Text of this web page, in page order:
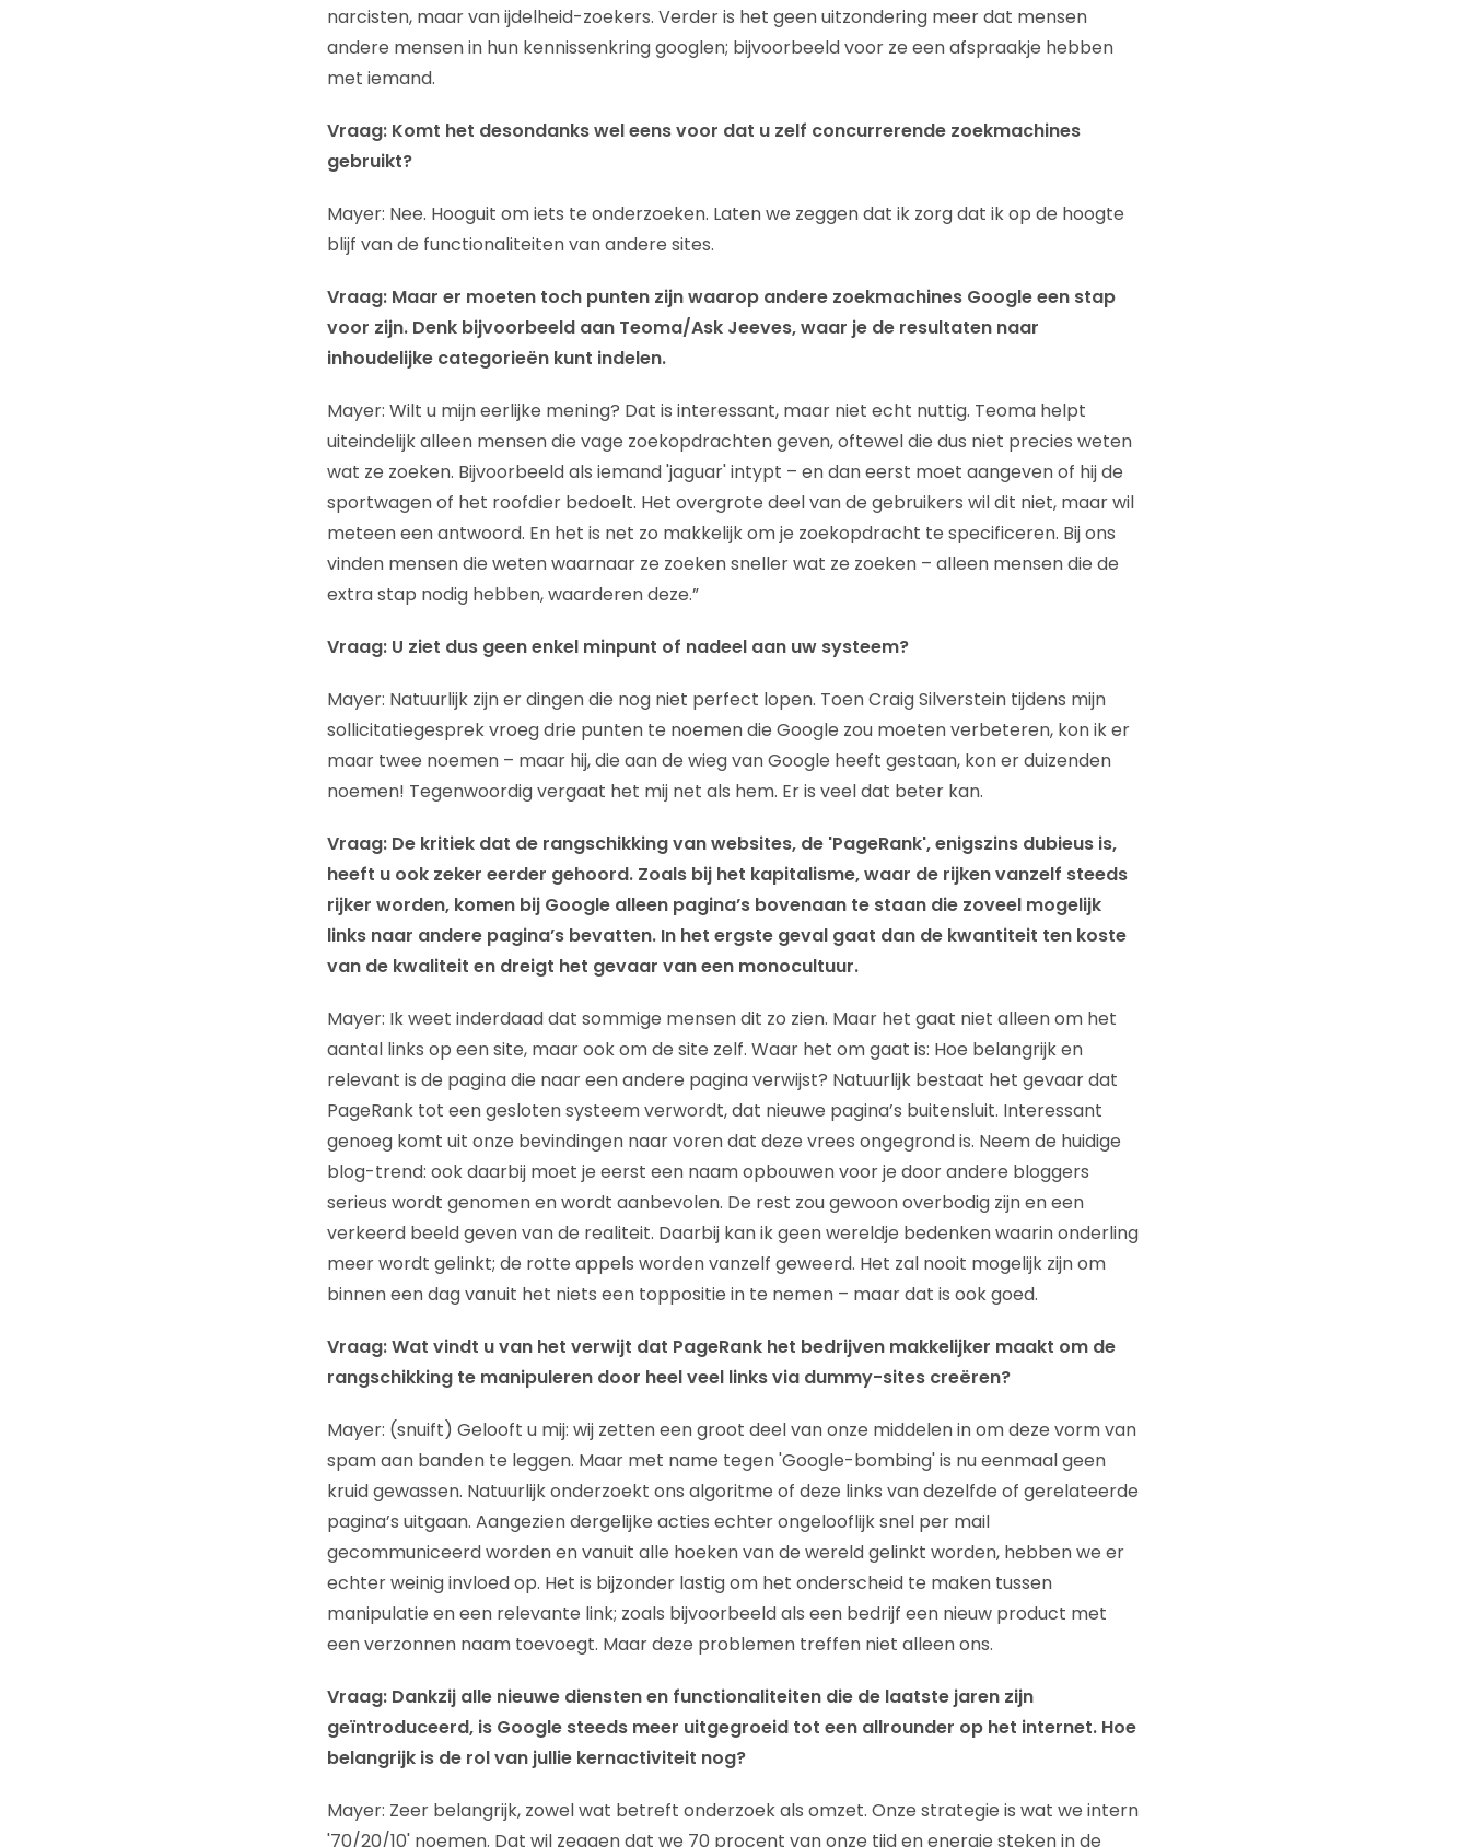
narcisten, maar van ijdelheid-zoekers. Verder is het geen uitzondering meer dat mensen
andere mensen in hun kennissenkring googlen; bijvoorbeeld voor ze een afspraakje hebben
met iemand.
Vraag: Komt het desondanks wel eens voor dat u zelf concurrerende zoekmachines
gebruikt?
Mayer: Nee. Hooguit om iets te onderzoeken. Laten we zeggen dat ik zorg dat ik op de hoogte
blijf van de functionaliteiten van andere sites.
Vraag: Maar er moeten toch punten zijn waarop andere zoekmachines Google een stap
voor zijn. Denk bijvoorbeeld aan Teoma/Ask Jeeves, waar je de resultaten naar
inhoudelijke categorieën kunt indelen.
Mayer: Wilt u mijn eerlijke mening? Dat is interessant, maar niet echt nuttig. Teoma helpt
uiteindelijk alleen mensen die vage zoekopdrachten geven, oftewel die dus niet precies weten
wat ze zoeken. Bijvoorbeeld als iemand 'jaguar' intypt – en dan eerst moet aangeven of hij de
sportwagen of het roofdier bedoelt. Het overgrote deel van de gebruikers wil dit niet, maar wil
meteen een antwoord. En het is net zo makkelijk om je zoekopdracht te specificeren. Bij ons
vinden mensen die weten waarnaar ze zoeken sneller wat ze zoeken – alleen mensen die de
extra stap nodig hebben, waarderen deze.”
Vraag: U ziet dus geen enkel minpunt of nadeel aan uw systeem?
Mayer: Natuurlijk zijn er dingen die nog niet perfect lopen. Toen Craig Silverstein tijdens mijn
sollicitatiegesprek vroeg drie punten te noemen die Google zou moeten verbeteren, kon ik er
maar twee noemen – maar hij, die aan de wieg van Google heeft gestaan, kon er duizenden
noemen! Tegenwoordig vergaat het mij net als hem. Er is veel dat beter kan.
Vraag: De kritiek dat de rangschikking van websites, de 'PageRank', enigszins dubieus is,
heeft u ook zeker eerder gehoord. Zoals bij het kapitalisme, waar de rijken vanzelf steeds
rijker worden, komen bij Google alleen pagina’s bovenaan te staan die zoveel mogelijk
links naar andere pagina’s bevatten. In het ergste geval gaat dan de kwantiteit ten koste
van de kwaliteit en dreigt het gevaar van een monocultuur.
Mayer: Ik weet inderdaad dat sommige mensen dit zo zien. Maar het gaat niet alleen om het
aantal links op een site, maar ook om de site zelf. Waar het om gaat is: Hoe belangrijk en
relevant is de pagina die naar een andere pagina verwijst? Natuurlijk bestaat het gevaar dat
PageRank tot een gesloten systeem verwordt, dat nieuwe pagina’s buitensluit. Interessant
genoeg komt uit onze bevindingen naar voren dat deze vrees ongegrond is. Neem de huidige
blog-trend: ook daarbij moet je eerst een naam opbouwen voor je door andere bloggers
serieus wordt genomen en wordt aanbevolen. De rest zou gewoon overbodig zijn en een
verkeerd beeld geven van de realiteit. Daarbij kan ik geen wereldje bedenken waarin onderling
meer wordt gelinkt; de rotte appels worden vanzelf geweerd. Het zal nooit mogelijk zijn om
binnen een dag vanuit het niets een toppositie in te nemen – maar dat is ook goed.
Vraag: Wat vindt u van het verwijt dat PageRank het bedrijven makkelijker maakt om de
rangschikking te manipuleren door heel veel links via dummy-sites creëren?
Mayer: (snuift) Gelooft u mij: wij zetten een groot deel van onze middelen in om deze vorm van
spam aan banden te leggen. Maar met name tegen 'Google-bombing' is nu eenmaal geen
kruid gewassen. Natuurlijk onderzoekt ons algoritme of deze links van dezelfde of gerelateerde
pagina’s uitgaan. Aangezien dergelijke acties echter ongelooflijk snel per mail
gecommuniceerd worden en vanuit alle hoeken van de wereld gelinkt worden, hebben we er
echter weinig invloed op. Het is bijzonder lastig om het onderscheid te maken tussen
manipulatie en een relevante link; zoals bijvoorbeeld als een bedrijf een nieuw product met
een verzonnen naam toevoegt. Maar deze problemen treffen niet alleen ons.
Vraag: Dankzij alle nieuwe diensten en functionaliteiten die de laatste jaren zijn
geïntroduceerd, is Google steeds meer uitgegroeid tot een allrounder op het internet. Hoe
belangrijk is de rol van jullie kernactiviteit nog?
Mayer: Zeer belangrijk, zowel wat betreft onderzoek als omzet. Onze strategie is wat we intern
'70/20/10' noemen. Dat wil zeggen dat we 70 procent van onze tijd en energie steken in de